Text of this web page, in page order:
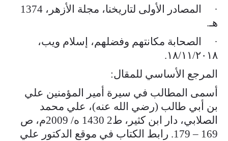
· المصادر الأولى لتاريخنا، مجلة الأزهر، 1374
هـ.
· الصحابة مكانتهم وفضلهم، إسلام ويب،
١٨/١١/٢٠١٨.
المرجع الأساسي للمقال:
أسمى المطالب في سيرة أمير المؤمنين علي
بن أبي طالب (رضي الله عنه)، علي محمد
الصلابي، دار ابن كثير، ط2 1430 ه/ 2009م، ص
169 – 179. رابط الكتاب في موقع الدكتور علي